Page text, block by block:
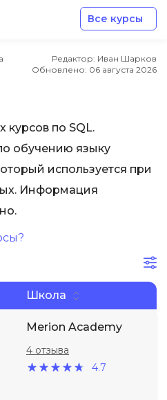
Все курсы
Редактор: Иван Шарков
Обновлено: 06 августа 2026
курсов по SQL.
обучению языку
используется при
Информация
Школа
Merion Academy
4.7
4 отзыва